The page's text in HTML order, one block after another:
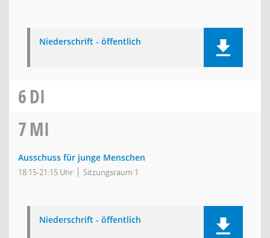
Niederschrift - öffentlich
6DI
7MI
Ausschuss für junge Menschen
18:15-21:15 Uhr Sitzungsraum 1
Niederschrift - öffentlich